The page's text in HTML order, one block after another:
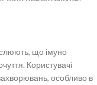
що імуно
Користувачі
особливо в